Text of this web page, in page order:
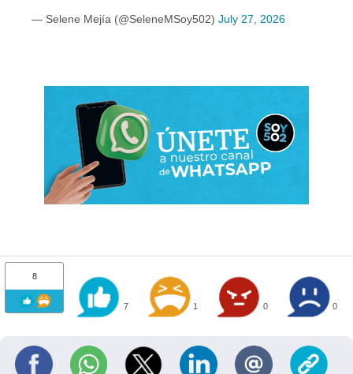
— Selene Mejía (@SeleneMSoy502) July 27, 2026
8
7 1 0 0